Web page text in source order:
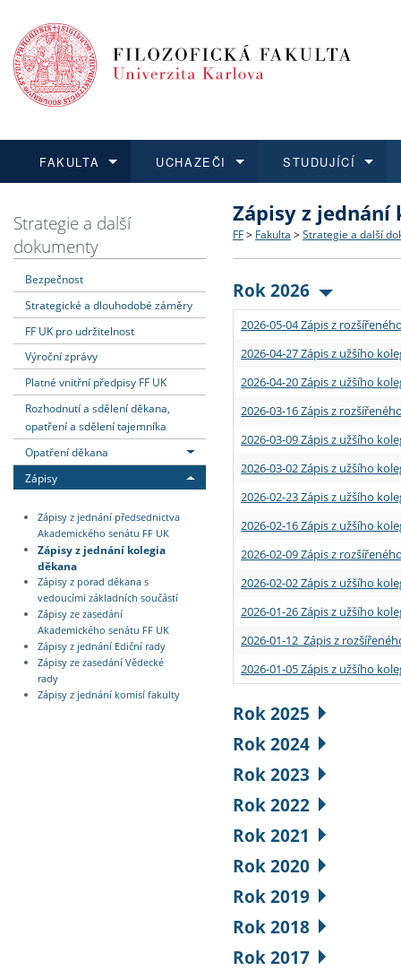
FAKULTA
Dozvědět se více
Struktura a historie
Strategie a další
Podpora a benefity pro
Absolventi fakulty
UCHAZEČI
Podat přihlášku
Co studovat a jak se
Učitelské studijní
Informace k průběhu
STUDUJÍCÍ
Dozvědět se více
Bakalářské a magisterské
Doktorské studium
Rigorózní řízení
Dozvědět se více
O vědě a výzkumu na FF
Akademické kvalifikace
Granty a projekty
Dozvědět se více
Aktuální nabídky a
Vyjíždějící studenti
Přijíždějící studenti
Vyjíždějící zaměstnanci
Strategie a další
dokumenty
Bezpečnost
Strategické a dlouhodobé záměry
FF UK pro udržitelnost
Výroční zprávy
Platné vnitřní předpisy FF UK
Rozhodnutí a sdělení děkana,
opatření a sdělení tajemníka
Opatření děkana
Zápisy
Zápisy z jednání předsednictva
Akademického senátu FF UK
Zápisy z jednání kolegia
děkana
Zápisy z porad děkana s
vedoucími základních součástí
Zápisy ze zasedání
Akademického senátu FF UK
Zápisy z jednání Ediční rady
Zápisy ze zasedání Vědecké
rady
Zápisy z jednání komisí fakulty
Zápisy z jednání
FF > Fakulta > Strategie a další
Rok 2026
2026-05-04 Zápis z
2026-04-27 Zápis z užšího
2026-04-20 Zápis z užšího
2026-03-16 Zápis z
2026-03-09 Zápis z užšího
2026-03-02 Zápis z užšího
2026-02-23 Zápis z užšího
2026-02-16 Zápis z užšího
2026-02-09 Zápis z
2026-02-02 Zápis z užšího
2026-01-26 Zápis z užšího
2026-01-12 Zápis z
2026-01-05 Zápis z užšího
Rok 2025
Rok 2024
Rok 2023
Rok 2022
Rok 2021
Rok 2020
Rok 2019
Rok 2018
Rok 2017